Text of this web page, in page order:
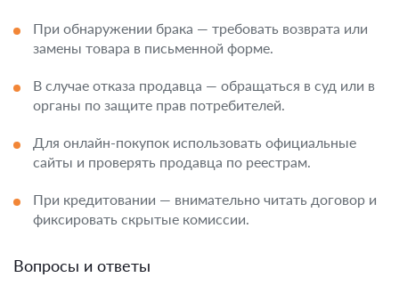
При обнаружении брака — требовать возврата или
замены товара в письменной форме.
В случае отказа продавца — обращаться в суд или в
органы по защите прав потребителей.
Для онлайн-покупок использовать официальные
сайты и проверять продавца по реестрам.
При кредитовании — внимательно читать договор и
фиксировать скрытые комиссии.
Вопросы и ответы